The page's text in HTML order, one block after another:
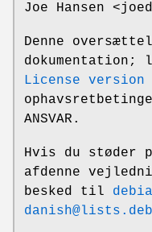
Joe Hansen
Denne
dokumentation;
License version
ANSVAR.
Hvis du støder
af ​​denne
besked til